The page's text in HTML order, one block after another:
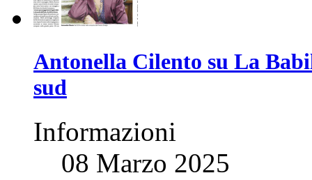
Antonella Cilento su La
sud
Informazioni
08 Marzo 2025